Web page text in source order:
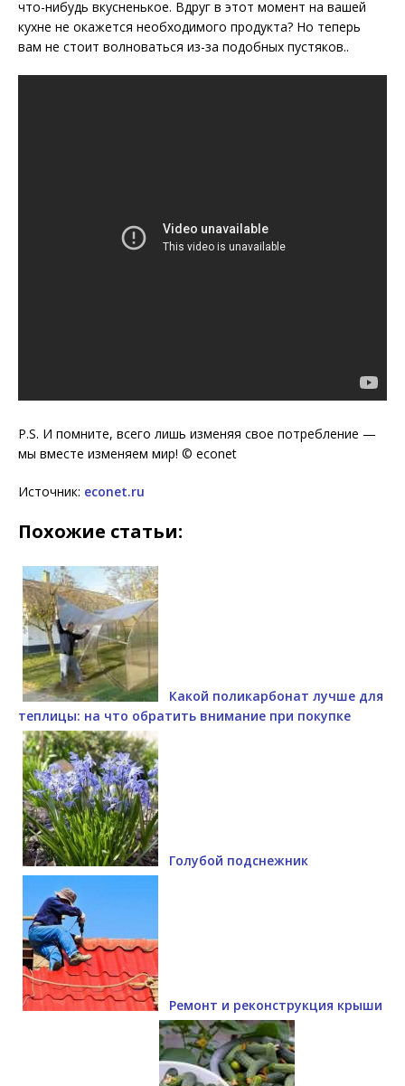
что-нибудь вкусненькое. Вдруг в этот момент на вашей
кухне не окажется необходимого продукта? Но теперь
вам не стоит волноваться из-за подобных пустяков..
P.S. И помните, всего лишь изменяя свое потребление —
мы вместе изменяем мир! © econet
Источник: econet.ru
Похожие статьи:
Какой поликарбонат лучше для
теплицы: на что обратить внимание при покупке
Голубой подснежник
Ремонт и реконструкция крыши